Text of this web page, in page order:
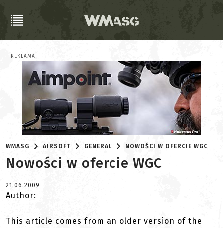
REKLAMA
WMASG AIRSOFT GENERAL NOWOŚCI W OFERCIE WGC
Nowości w ofercie WGC
21.06.2009
Author:
This article comes from an older version of the